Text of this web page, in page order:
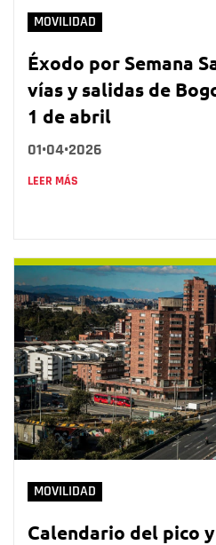
MOVILIDAD
Éxodo por Semana
vías y salidas de
1 de abril
01•04•2026
LEER MÁS
MOVILIDAD
Calendario del pico